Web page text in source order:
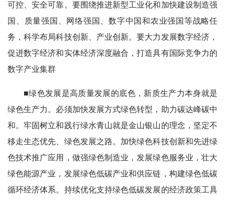
可控、安全可靠。要围绕推进新型工业化和加快建设制造强
国、质量强国、网络强国、数字中国和农业强国等战略任
务，科学布局科技创新、产业创新。要大力发展数字经济，
促进数字经济和实体经济深度融合，打造具有国际竞争力的
数字产业集群
■绿色发展是高质量发展的底色，新质生产力本身就是
绿色生产力。必须加快发展方式绿色转型，助力碳达峰碳中
和。牢固树立和践行绿水青山就是金山银山的理念，坚定不
移走生态优先、绿色发展之路。加快绿色科技创新和先进绿
色技术推广应用，做强绿色制造业，发展绿色服务业，壮大
绿色能源产业，发展绿色低碳产业和供应链，构建绿色低碳
循环经济体系。持续优化支持绿色低碳发展的经济政策工具